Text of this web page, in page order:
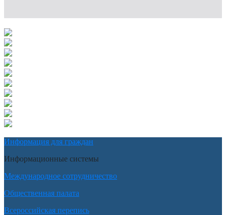
Информация для граждан
Информационные системы
Международное сотрудничество
Общественная палата
Всероссийская перепись